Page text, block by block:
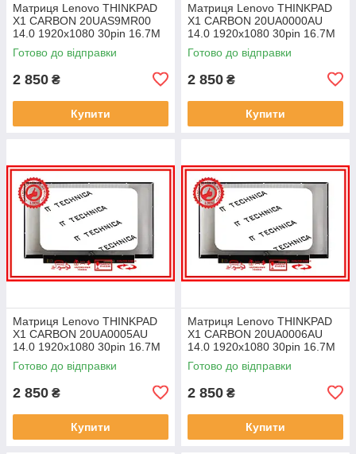
Матриця Lenovo THINKPAD
X1 CARBON 20UAS9MR00
14.0 1920x1080 30pin 16.7M
45% NTSC 300 cd/m² для
ноутбука
Готово до відправки
2 850 ₴
Купити
Матриця Lenovo THINKPAD
X1 CARBON 20UA0000AU
14.0 1920x1080 30pin 16.7M
45% NTSC 300 cd/m² для
ноутбука
Готово до відправки
2 850 ₴
Купити
Матриця Lenovo THINKPAD
X1 CARBON 20UA0005AU
14.0 1920x1080 30pin 16.7M
45% NTSC 300 cd/m² для
ноутбука
Готово до відправки
2 850 ₴
Купити
Матриця Lenovo THINKPAD
X1 CARBON 20UA0006AU
14.0 1920x1080 30pin 16.7M
45% NTSC 300 cd/m² для
ноутбука
Готово до відправки
2 850 ₴
Купити